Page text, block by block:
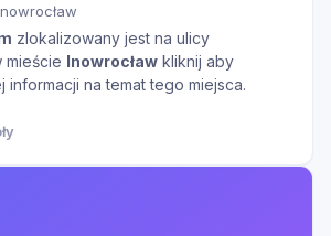
zlokalizowany jest na ulicy
mieście Inowrocław kliknij aby
informacji na temat tego miejsca.